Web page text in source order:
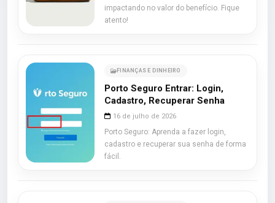
impactando no valor do benefício. Fique
atento!
FINANÇAS E DINHEIRO
Porto Seguro Entrar: Login,
Cadastro, Recuperar Senha
16 de julho de 2026
Porto Seguro: Aprenda a fazer login,
cadastro e recuperar sua senha de forma
fácil.